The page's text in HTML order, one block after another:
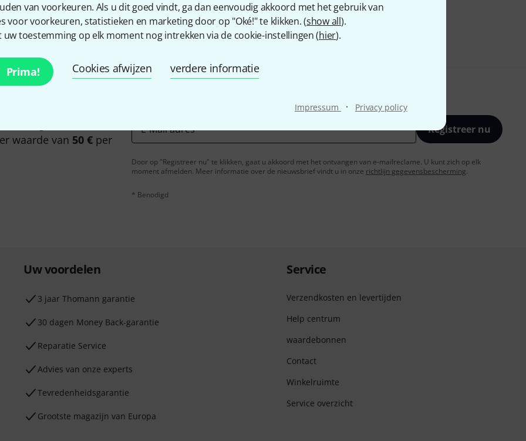
van voorkeuren. Als u dit goed vindt, ga dan eenvoudig akkoord met het gebruik van
voor voorkeuren, statistieken en marketing door op "Oké!" te klikken. (show all).
uw toestemming op elk moment nog intrekken via de cookie-instellingen (hier).
Prima! Cookies afwijzen verdere informatie
Impressum · Privacy policy
Delen Hulp & Feedback
Engels en met een
waarde van 50 € per
E-Mail adres* Registreer nu
Door op "Registreer nu" te klikken, gaat u akkoord met het ontvangen van e-mailreclame. U kunt zich op elk
moment afmelden. Meer informatie over de nieuwsbrief vindt u in onze richtlijn gegevensbescherming.
* Benodigd
Uw voordelen
3 jaar Thomann garantie
30 dagen Money Back-garantie
Reparatie Service
Advies van onze experts
Tevredenheidsgarantie
Grootste magazijn van Europa
Service
Verzendkosten en levertijden
Help centrum
waardebonnen
Contact
Winkelruimte
Service overzicht